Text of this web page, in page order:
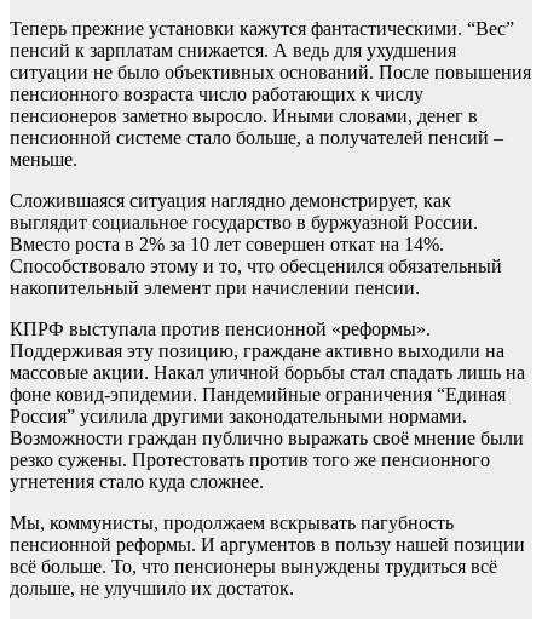
Теперь прежние установки кажутся фантастическими. “Вес”
пенсий к зарплатам снижается. А ведь для ухудшения
ситуации не было объективных оснований. После повышения
пенсионного возраста число работающих к числу
пенсионеров заметно выросло. Иными словами, денег в
пенсионной системе стало больше, а получателей пенсий –
меньше.
Сложившаяся ситуация наглядно демонстрирует, как
выглядит социальное государство в буржуазной России.
Вместо роста в 2% за 10 лет совершен откат на 14%.
Способствовало этому и то, что обес­ценился обязательный
накопительный элемент при начислении пенсии.
КПРФ выступала против пенсионной «реформы».
Поддерживая эту позицию, граждане активно выходили на
массовые акции. Накал уличной борьбы стал спадать лишь на
фоне ковид-эпидемии. Пандемийные ограничения “Единая
Россия” усилила другими законодательными нормами.
Возможности граждан публично выражать своё мнение были
резко сужены. Протестовать против того же пенсионного
угнетения стало куда сложнее.
Мы, коммунисты, продолжаем вскрывать пагубность
пенсионной реформы. И аргументов в пользу нашей позиции
всё больше. То, что пенсионеры вынуждены трудиться всё
дольше, не улучшило их достаток.